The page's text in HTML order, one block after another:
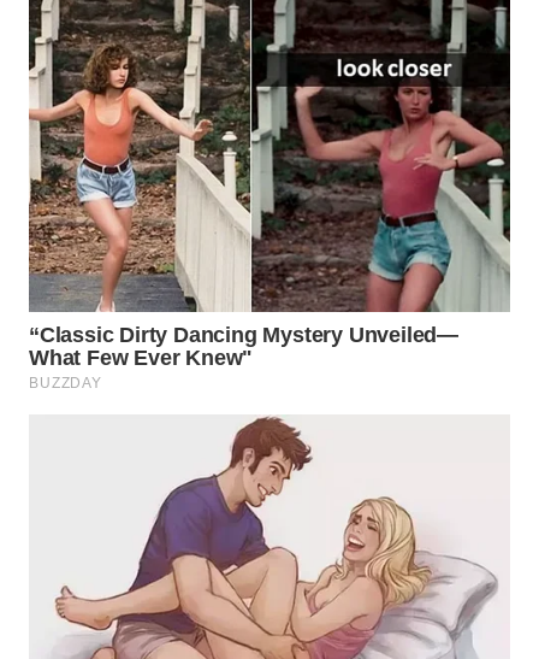
WN
PADANG
LAWAS
WN
SUMEDANG
WN
CIANJUR
WN
KEPULAUAN
SERIBU
WN
CIREBON